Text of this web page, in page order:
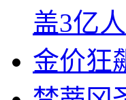
盖3亿人
金价狂